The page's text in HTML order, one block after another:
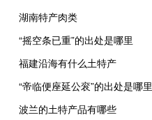
湖南特产肉类
“摇空条已重”的出处是哪里
福建沿海有什么土特产
“帝临便座延公衮”的出处是哪里
波兰的土特产品有哪些